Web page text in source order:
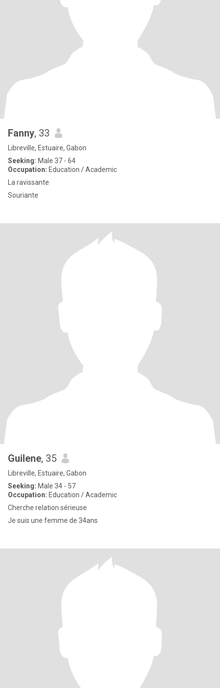
Fanny, 33
Libreville, Estuaire, Gabon
Seeking: Male 37 - 64
Occupation: Education / Academic
La ravissante
Souriante
Guilene, 35
Libreville, Estuaire, Gabon
Seeking: Male 34 - 57
Occupation: Education / Academic
Cherche relation sérieuse
Je suis une femme de 34ans